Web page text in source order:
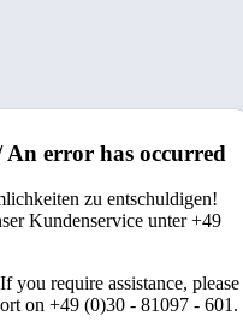
An error has occurred
zu entschuldigen!
Kundenservice unter +49
you require assistance, please
on +49 (0)30 - 81097 - 601.